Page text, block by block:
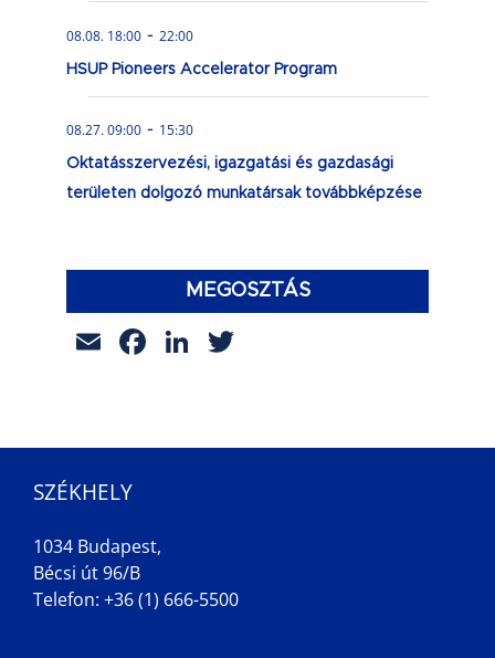
08.08. 18:00 - 22:00
HSUP Pioneers Accelerator Program
08.27. 09:00 - 15:30
Oktatásszervezési, igazgatási és gazdasági
területen dolgozó munkatársak továbbképzése
MEGOSZTÁS
EmailFacebook
LinkedIn
SZÉKHELY
1034 Budapest,
Bécsi út 96/B
Telefon: +36 (1) 666-5500